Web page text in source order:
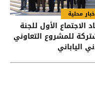
محلية
الاجتماع الأول للجنة
للمشروع التعاوني
الياباني